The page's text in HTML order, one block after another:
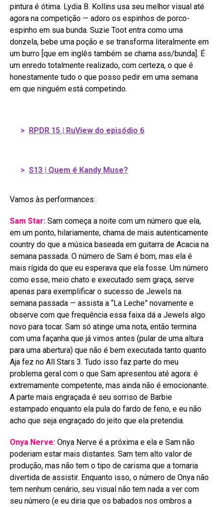
pintura é ótima. Lydia B. Kollins usa seu melhor visual até
agora na competição — adoro os espinhos de porco-
espinho em sua bunda. Suzie Toot entra como uma
donzela, bebe uma poção e se transforma literalmente em
um burro [que em inglês também se chama ass/bunda]. É
um enredo totalmente realizado, com certeza, o que é
honestamente tudo o que posso pedir em uma semana
em que ninguém está competindo.
> RPDR 15 | RuView do episódio 6
> S13 | Quem é Kandy Muse?
Vamos às performances:
Sam Star: Sam começa a noite com um número que ela,
em um ponto, hilariamente, chama de mais autenticamente
country do que a música baseada em guitarra de Acacia na
semana passada. O número de Sam é bom, mas ela é
mais rígida do que eu esperava que ela fosse. Um número
como esse, meio chato e executado sem graça, serve
apenas para exemplificar o sucesso de Jewels na
semana passada — assista a “La Leche” novamente e
observe com que frequência essa faixa dá a Jewels algo
novo para tocar. Sam só atinge uma nota, então termina
com uma façanha que já vimos antes (pular de uma altura
para uma abertura) que não é bem executada tanto quanto
Aja fez no All Stars 3. Tudo isso faz parte do meu
problema geral com o que Sam apresentou até agora: é
extremamente competente, mas ainda não é emocionante.
A parte mais engraçada é seu sorriso de Barbie
estampado enquanto ela pula do fardo de feno, e eu não
acho que seja engraçado do jeito que ela pretendia.
Onya Nerve: Onya Nerve é a próxima e ela e Sam não
poderiam estar mais distantes. Sam tem alto valor de
produção, mas não tem o tipo de carisma que a tornaria
divertida de assistir. Enquanto isso, o número de Onya não
tem nenhum cenário, seu visual não tem nada a ver com
seu número (e eu diria que os babados nos ombros a